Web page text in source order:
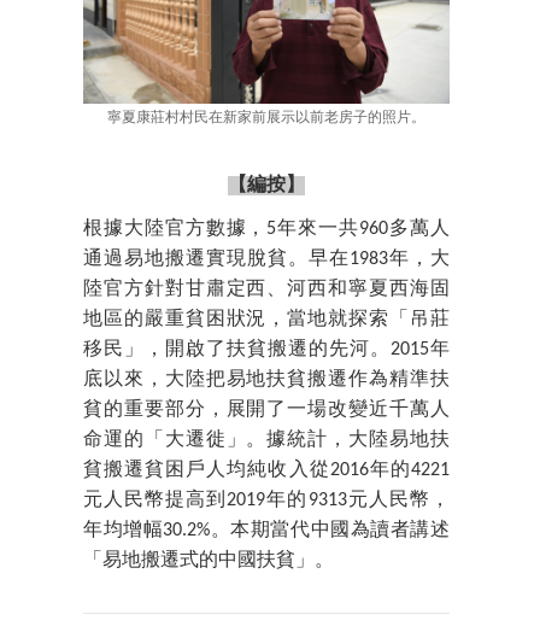
寧夏康莊村村民在新家前展示以前老房子的照片。
【編按】
根據大陸官方數據，5年來一共960多萬人
通過易地搬遷實現脫貧。早在1983年，大
陸官方針對甘肅定西、河西和寧夏西海固
地區的嚴重貧困狀況，當地就探索「吊莊
移民」，開啟了扶貧搬遷的先河。2015年
底以來，大陸把易地扶貧搬遷作為精準扶
貧的重要部分，展開了一場改變近千萬人
命運的「大遷徙」。據統計，大陸易地扶
貧搬遷貧困戶人均純收入從2016年的4221
元人民幣提高到2019年的9313元人民幣，
年均增幅30.2%。本期當代中國為讀者講述
「易地搬遷式的中國扶貧」。